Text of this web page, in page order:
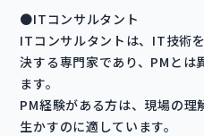
●ITコンサルタント
ITコンサルタントは、IT技術
決する専門家であり、PMとは
ます。
PM経験がある方は、現場の理
生かすのに適しています。